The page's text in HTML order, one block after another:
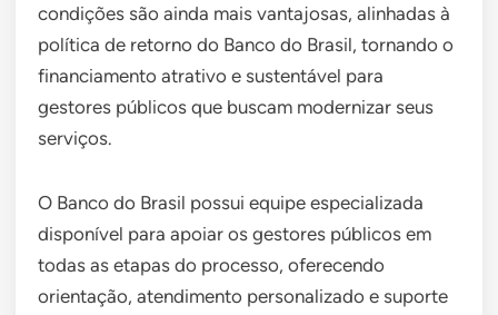
condições são ainda mais vantajosas, alinhadas à
política de retorno do Banco do Brasil, tornando o
financiamento atrativo e sustentável para
gestores públicos que buscam modernizar seus
serviços.
O Banco do Brasil possui equipe especializada
disponível para apoiar os gestores públicos em
todas as etapas do processo, oferecendo
orientação, atendimento personalizado e suporte